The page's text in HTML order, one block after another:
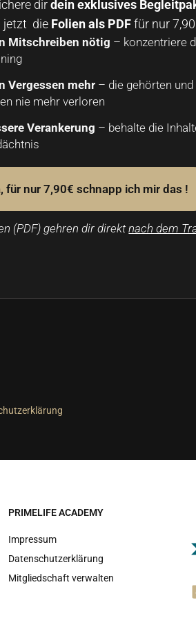
dirdein exklusives
jetzt die Folien als PDFfür nur 7,90
Mitschreiben nötig – konzentriere
Vergessen mehr – die gehörten
nie mehr verloren
Verankerung – behalte die
für nur 7,90€ schnapp ich mir das !
(PDF) gehren dir direktnach dem
PRIMELIFE ACADEMY
Impressum
Datenschutzerklärung
Mitgliedschaft verwalten